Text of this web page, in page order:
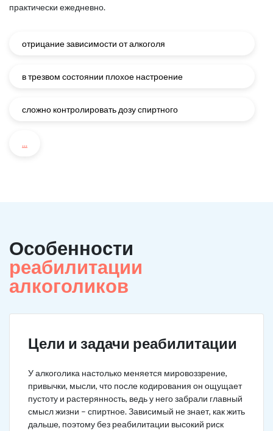
практически ежедневно.
отрицание зависимости от алкоголя
в трезвом состоянии плохое настроение
сложно контролировать дозу спиртного
...
Особенности
реабилитации
алкоголиков
Цели и задачи реабилитации
У алкоголика настолько меняется мировоззрение,
привычки, мысли, что после кодирования он ощущает
пустоту и растерянность, ведь у него забрали главный
смысл жизни – спиртное. Зависимый не знает, как жить
дальше, поэтому без реабилитации высокий риск